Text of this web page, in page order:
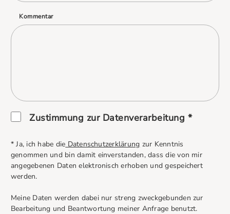
Kommentar
Zustimmung zur Datenverarbeitung *
* Ja, ich habe die Datenschutzerklärung zur Kenntnis
genommen und bin damit einverstanden, dass die von mir
angegebenen Daten elektronisch erhoben und gespeichert
werden.
Meine Daten werden dabei nur streng zweckgebunden zur
Bearbeitung und Beantwortung meiner Anfrage benutzt.